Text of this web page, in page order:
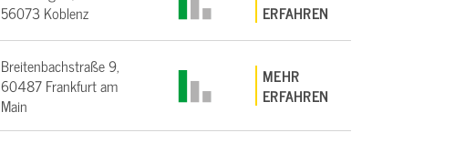
56073 Koblenz
ERFAHREN
Breitenbachstraße 9,
60487 Frankfurt am
Main
MEHR
ERFAHREN